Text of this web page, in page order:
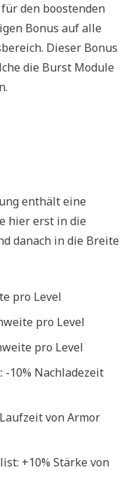
für den boostenden
Bonus auf alle
Dieser Bonus
die Burst Module
enthält eine
hier erst in die
danach in die Breite
pro Level
pro Level
pro Level
-10% Nachladezeit
von Armor
+10% Stärke von